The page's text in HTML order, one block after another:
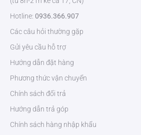
Pro
và nhận báo giá tốt nhất, vui lòng liên hệ
Chúng tôi cam kết cung cấp sản phẩm
bảo cùng dịch vụ hỗ trợ tận tâm.
Hotline: 0936.366.907
Các câu hỏi thường gặp
Gửi yêu cầu hỗ trợ
Hướng dẫn đặt hàng
Phương thức vận chuyển
Chính sách đổi trả
Hướng dẫn trả góp
Chính sách hàng nhập khẩu